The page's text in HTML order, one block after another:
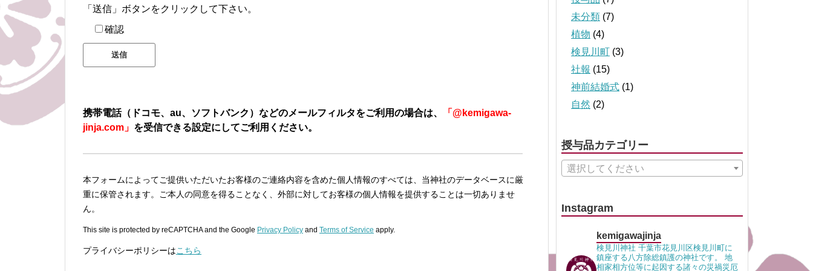
「送信」ボタンをクリックして下さい。
確認
携帯電話（ドコモ、au、ソフトバンク）などのメールフィルタをご利用の場合は、
「@kemigawa-
jinja.com」 を受信できる設定にしてご利用ください。
本フォームによってご提供いただいたお客様のご連絡内容を含めた個人情報のすべては、当神社のデータベースに厳
重に保管されます。ご本人の同意を得ることなく、外部に対してお客様の個人情報を提供することは一切ありませ
ん。
This site is protected by reCAPTCHA and the Google Privacy Policy and Terms of Service apply.
プライバシーポリシーはこちら
未分類 (7)
植物 (4)
検見川町 (3)
社報 (15)
神前結婚式 (1)
自然 (2)
授与品カテゴリー
選択してください
Instagram
kemigawajinja
検見川神社 千葉市花見川区検見川町に
鎮座する八方除総鎮護の神社です。 地
相家相方位等に起因する諸々の災禍災厄